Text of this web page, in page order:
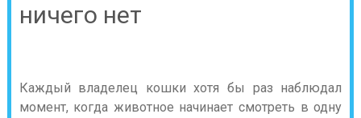
ничего нет
Каждый владелец кошки хотя бы раз наблюдал
момент, когда животное начинает смотреть в одну